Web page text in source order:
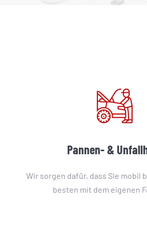
Pannen- &
Wir sorgen dafür, dass Sie mobil
besten mit dem eigenen